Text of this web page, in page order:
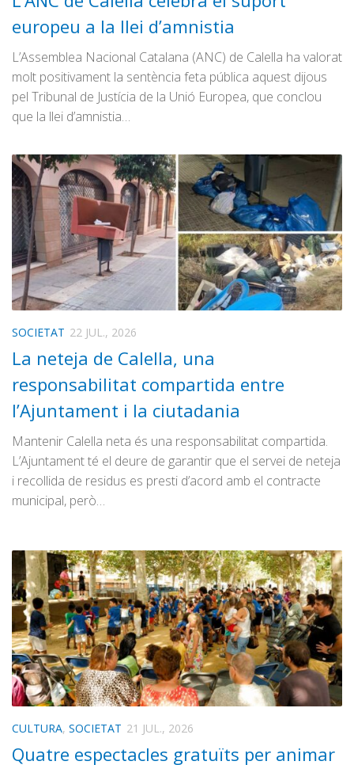
Publicitat
Contacte
europeu a la llei d’amnistia
L’Assemblea Nacional Catalana (ANC) de Calella ha valorat
molt positivament la sentència feta pública aquest dijous
pel Tribunal de Justícia de la Unió Europea, que conclou
que la llei d’amnistia…
SOCIETAT 22 JUL., 2026
La neteja de Calella, una
responsabilitat compartida entre
l’Ajuntament i la ciutadania
Mantenir Calella neta és una responsabilitat compartida.
L’Ajuntament té el deure de garantir que el servei de neteja
i recollida de residus es presti d’acord amb el contracte
municipal, però…
CULTURA, SOCIETAT 21 JUL., 2026
Quatre espectacles gratuïts per animar